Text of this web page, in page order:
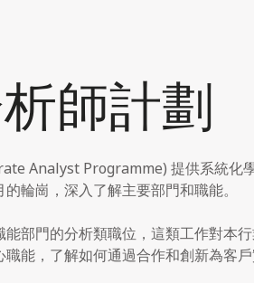
師計劃
Analyst Programme) 提供系統化
輪崗，深入了解主要部門和職能。
部門的分析類職位，這類工作對本
能，了解如何通過合作和創新為客戶